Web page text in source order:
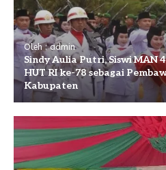
Oleh : admin
Sindy Aulia Putri, Siswi MAN
HUT RI ke-78 sebagai
Kabupaten